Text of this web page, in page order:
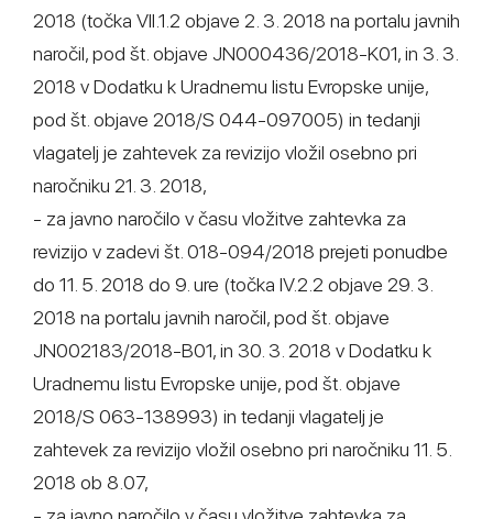
2018 (točka VII.1.2 objave 2. 3. 2018 na portalu javnih
naročil, pod št. objave JN000436/2018-K01, in 3. 3.
2018 v Dodatku k Uradnemu listu Evropske unije,
pod št. objave 2018/S 044-097005) in tedanji
vlagatelj je zahtevek za revizijo vložil osebno pri
naročniku 21. 3. 2018,
- za javno naročilo v času vložitve zahtevka za
revizijo v zadevi št. 018-094/2018 prejeti ponudbe
do 11. 5. 2018 do 9. ure (točka IV.2.2 objave 29. 3.
2018 na portalu javnih naročil, pod št. objave
JN002183/2018-B01, in 30. 3. 2018 v Dodatku k
Uradnemu listu Evropske unije, pod št. objave
2018/S 063-138993) in tedanji vlagatelj je
zahtevek za revizijo vložil osebno pri naročniku 11. 5.
2018 ob 8.07,